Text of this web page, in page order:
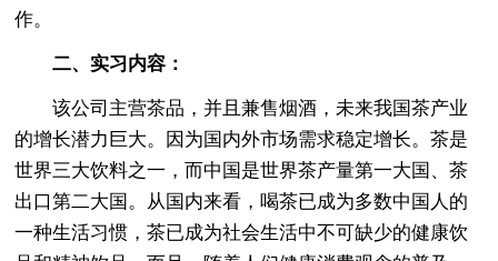
作。
二、实习内容：
该公司主营茶品，并且兼售烟酒，未来我国茶产业
的增长潜力巨大。因为国内外市场需求稳定增长。茶是
世界三大饮料之一，而中国是世界茶产量第一大国、茶
出口第二大国。从国内来看，喝茶已成为多数中国人的
一种生活习惯，茶已成为社会生活中不可缺少的健康饮